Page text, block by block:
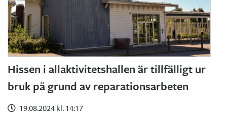
Hissen i allaktivitetshallen är tillfälligt ur
bruk på grund av reparationsarbeten
19.08.2024 kl. 14:17